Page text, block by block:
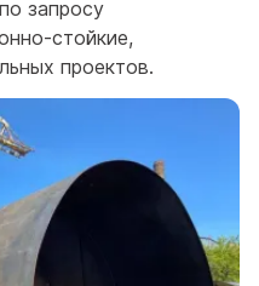
запросу
стойкие,
проектов.